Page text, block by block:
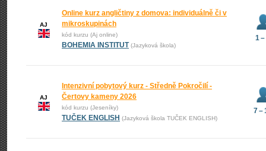
AJ
Online kurz angličtiny z domova: individuálně či v
mikroskupinách
kód kurzu (Aj online)
BOHEMIA INSTITUT (Jazyková škola)
1
AJ
Intenzivní pobytový kurz - Středně Pokročilí -
Čertovy kameny 2026
kód kurzu (Jeseníky)
TUČEK ENGLISH (Jazyková škola TUČEK ENGLISH)
7 –